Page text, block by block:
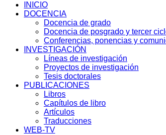
INICIO
DOCENCIA
Docencia de grado
Docencia de posgrado y tercer
Conferencias, ponencias y
INVESTIGACIÓN
Líneas de investigación
Proyectos de investigación
Tesis doctorales
PUBLICACIONES
Libros
Capítulos de libro
Artículos
Traducciones
WEB-TV